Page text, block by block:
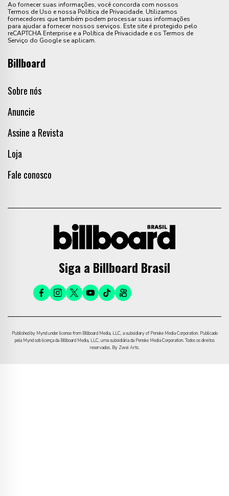
Ao fornecer suas informações, você concorda com nossos
Termos de Uso e nossa Política de Privacidade. Utilizamos
fornecedores que também podem processar suas informações
para ajudar a fornecer nossos serviços. Este site é protegido pelo
reCAPTCHA Enterprise e a Política de Privacidade e os Termos de
Serviço do Google se aplicam.
Billboard
Sobre nós
Anuncie
Assine a Revista
Loja
Fale conosco
Siga a Billboard Brasil
Published by Mynd under license from Billboard Media, LLC, a subsidiary of Penske Media Corporation. Publicado
pela Mynd sob licença da Billboard Media, LLC, uma subsidiária da Penske Media Corporation. Todos os direitos
reservados. By Zwei Arts.